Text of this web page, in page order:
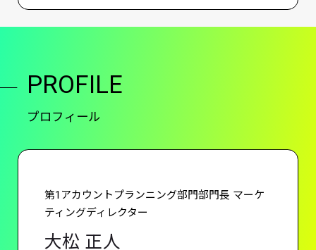
PROFILE
プロフィール
大松 正人
第1アカウントプランニング部門部門長 マーケ
ティングディレクター